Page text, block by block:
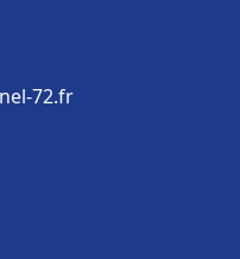
72.fr